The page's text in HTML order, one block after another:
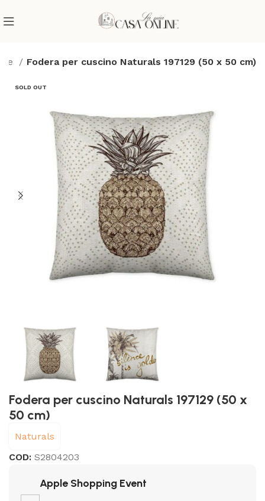
Fodera per cuscino Naturals 197129 (50 x 50 cm)
SOLD OUT
Fodera per cuscino Naturals 197129 (50 x
50 cm)
Naturals
COD:S2804203
Apple Shopping Event